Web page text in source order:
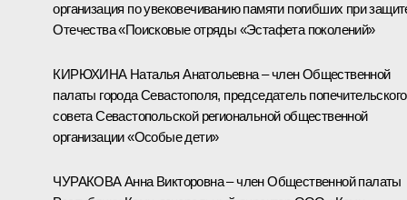
организация по увековечиванию памяти погибших при
Отечества «Поисковые отряды «Эстафета поколений»
КИРЮХИНА Наталья Анатольевна – член Общественной
палаты города Севастополя, председатель попечительского
совета Севастопольской региональной общественной
организации «Особые дети»
ЧУРАКОВА Анна Викторовна – член Общественной палаты